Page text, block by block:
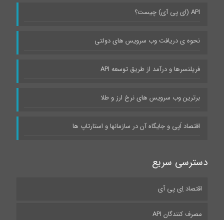
API (ای پی آی) چیست؟
نحوه ی دریافت وب سرویس های دولتی
فریلنسرها و درآمد از طریق توسعه API
برترین وب سرویس های نرخ ارز و طلا
اقتصاد اَپی و جایگاه آن در سازمانها و استارتاپ ها
دسترسی سریع
اقتصاد اِی پی آی
مصرف کنندگان API